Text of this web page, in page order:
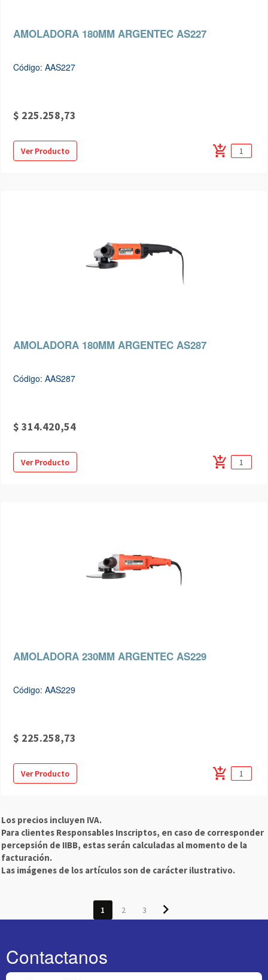
AMOLADORA 180MM ARGENTEC AS227
Código: AAS227
$ 225.258,73
Ver Producto add_shopping_cart
AMOLADORA 180MM ARGENTEC AS287
Código: AAS287
$ 314.420,54
Ver Producto add_shopping_cart
AMOLADORA 230MM ARGENTEC AS229
Código: AAS229
$ 225.258,73
Ver Producto add_shopping_cart
Los precios incluyen IVA.
Para clientes Responsables Inscriptos, en caso de corresponder
percepsión de IIBB, estas serán calculadas al momento de la
facturación.
Las imágenes de los artículos son de carácter ilustrativo.
1 2 3 chevron_right
Contactanos